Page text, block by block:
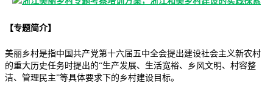
【专题简介】
美丽乡村是指中国共产党第十六届五中全会提出建设社会主义新农村
的重大历史任务时提出的“生产发展、生活宽裕、乡风文明、村容整
洁、管理民主”等具体要求下的乡村建设目标。